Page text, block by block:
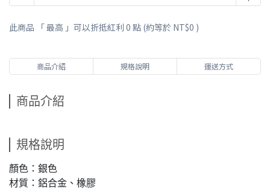
此商品 「 最高 」可以折抵紅利 0 點 (約等於 NT$0 )
商品介紹 規格說明 運送方式
商品介紹
規格說明
顏色：銀色
材質：鋁合金、橡膠